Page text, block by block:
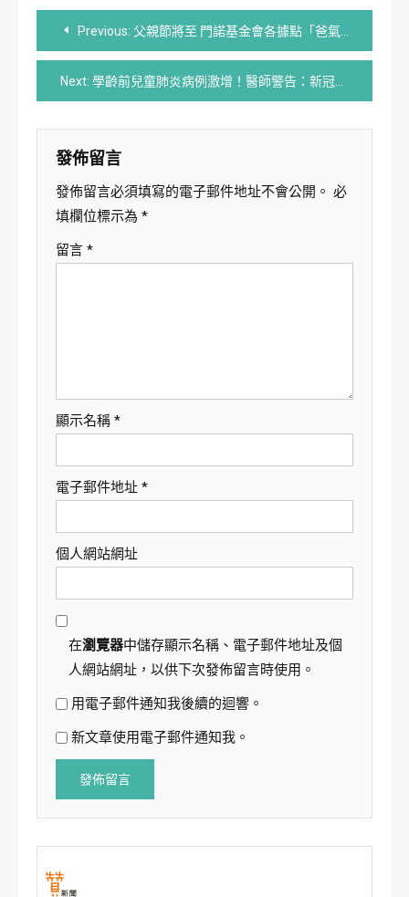
文
章
導
覽
Previous: 父親節將至 門諾基金會各據點「爸氣十足」祝賀父親節
Next: 學齡前兒童肺炎病例激增！醫師警告：新冠後抵抗力不敵病毒猛攻
發佈留言
發佈留言必須填寫的電子郵件地址不會公開。 必
填欄位標示為 *
留言 *
顯示名稱 *
電子郵件地址 *
個人網站網址
在瀏覽器中儲存顯示名稱、電子郵件地址及個
人網站網址，以供下次發佈留言時使用。
用電子郵件通知我後續的迴響。
新文章使用電子郵件通知我。